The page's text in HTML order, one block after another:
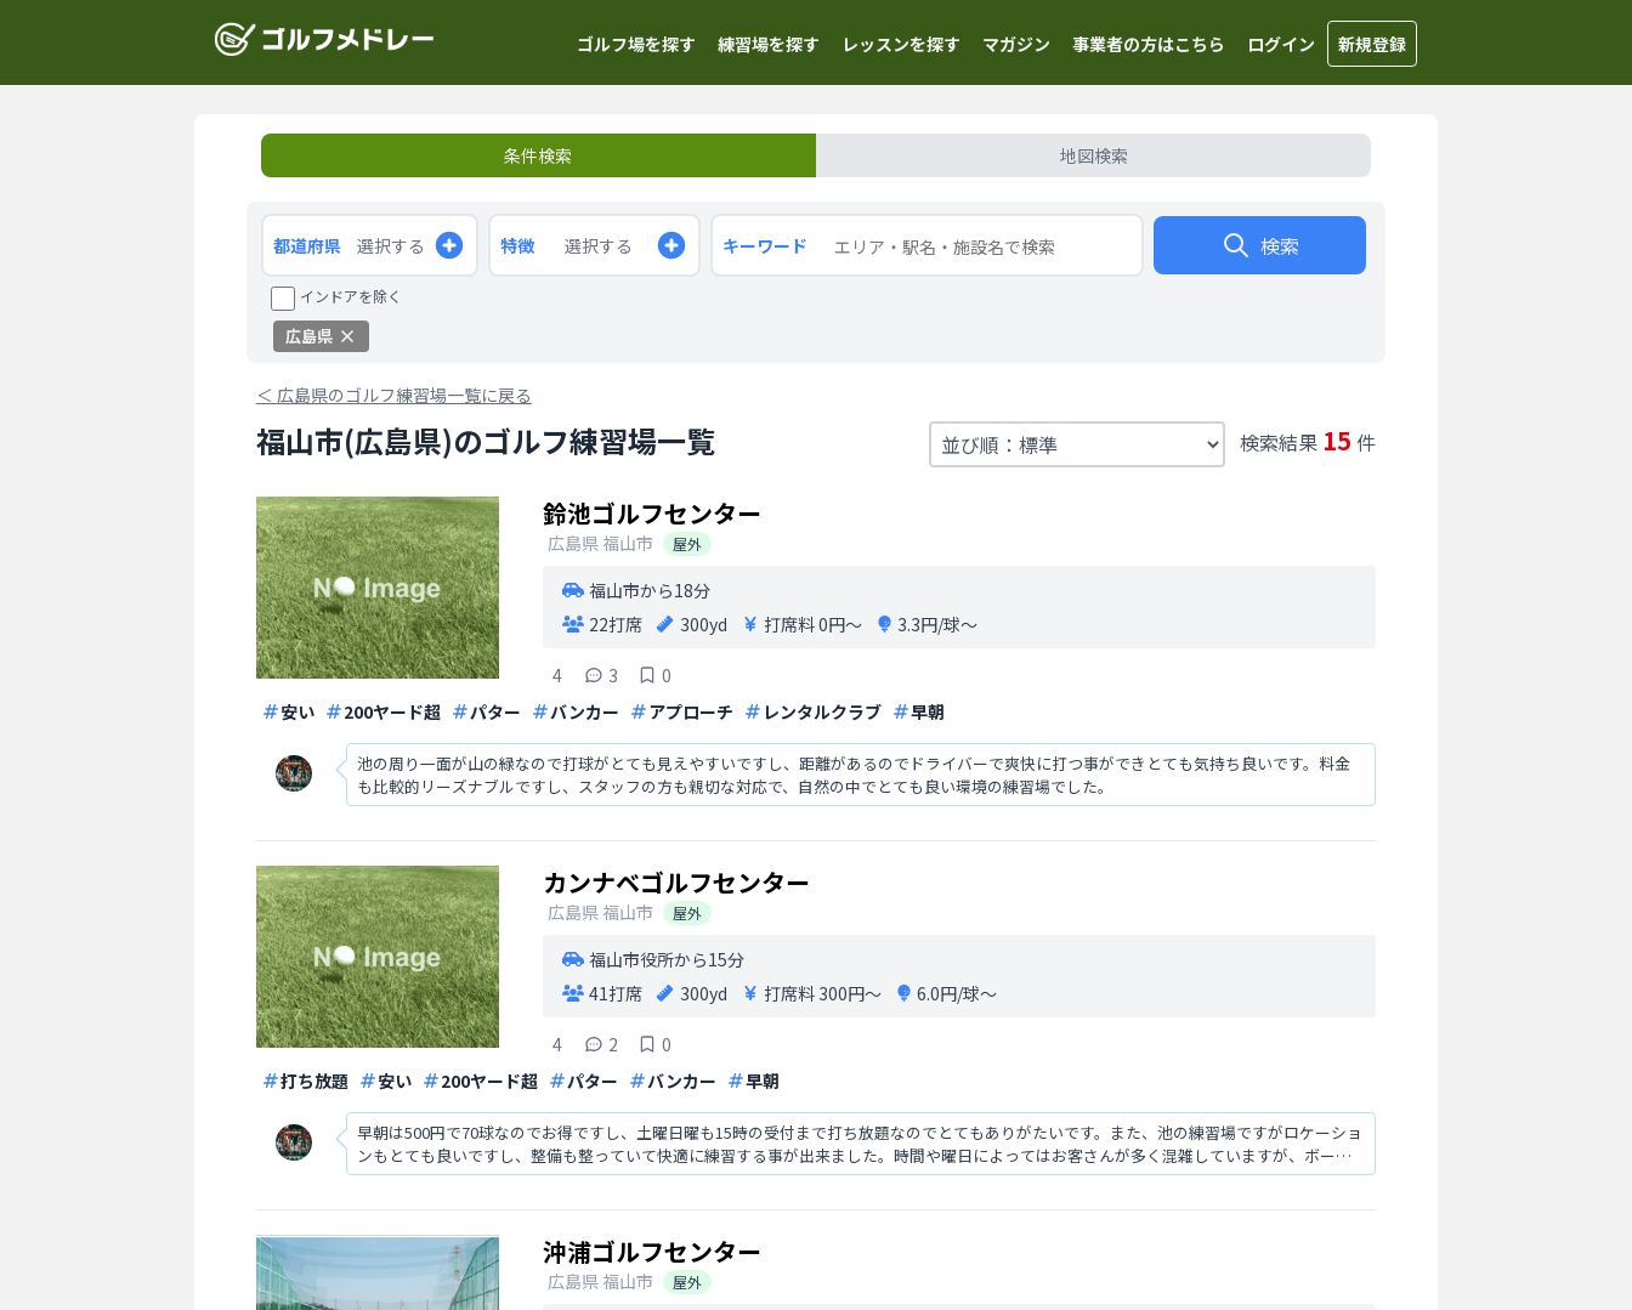
ゴルフ場を探す 練習場を探す レッスンを探す マガジン 事業者の方はこちら ログイン 新規登録
条件検索 地図検索
都道府県 選択する 特徴 選択する キーワード 検索
インドアを除く
広島県
＜ 広島県のゴルフ練習場一覧に戻る
福山市(広島県)のゴルフ練習場一覧 検索結果 15 件
鈴池ゴルフセンター
広島県 福山市 屋外
福山市から18分
22打席
300yd 打席料0円〜 3.3円/球〜
4 3
0
安い
200ヤード超 パター バンカー アプローチ レンタルクラブ 早朝
池の周り一面が山の緑なので打球がとても見えやすいですし、距離があるのでドライバーで爽快に打つ事ができとても気持ち良いです。料金
も比較的リーズナブルですし、スタッフの方も親切な対応で、自然の中でとても良い環境の練習場でした。
カンナベゴルフセンター
広島県 福山市 屋外
福山市役所から15分
41打席
300yd 打席料 300円〜 6.0円/球〜
4 2
0
打ち放題
安い 200ヤード超 パター バンカー 早朝
早朝は500円で70球なのでお得ですし、土曜日曜も15時の受付まで打ち放題なのでとてもありがたいです。また、池の練習場ですがロケーショ
ンもとても良いですし、整備も整っていて快適に練習する事が出来ました。時間や曜日によってはお客さんが多く混雑していますが、ボール
も自動なので便利です。
沖浦ゴルフセンター
広島県 福山市 屋外